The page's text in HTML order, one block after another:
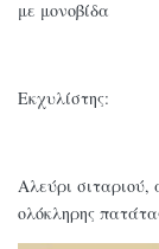
με μονοβίδα
Εκχυλίστης:
Αλεύρι
ολόκληρης